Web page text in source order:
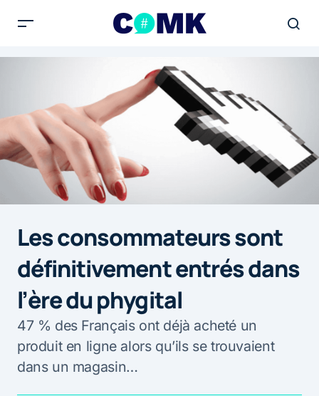
Les consommateurs sont
définitivement entrés dans
l’ère du phygital
47 % des Français ont déjà acheté un
produit en ligne alors qu’ils se trouvaient
dans un magasin…